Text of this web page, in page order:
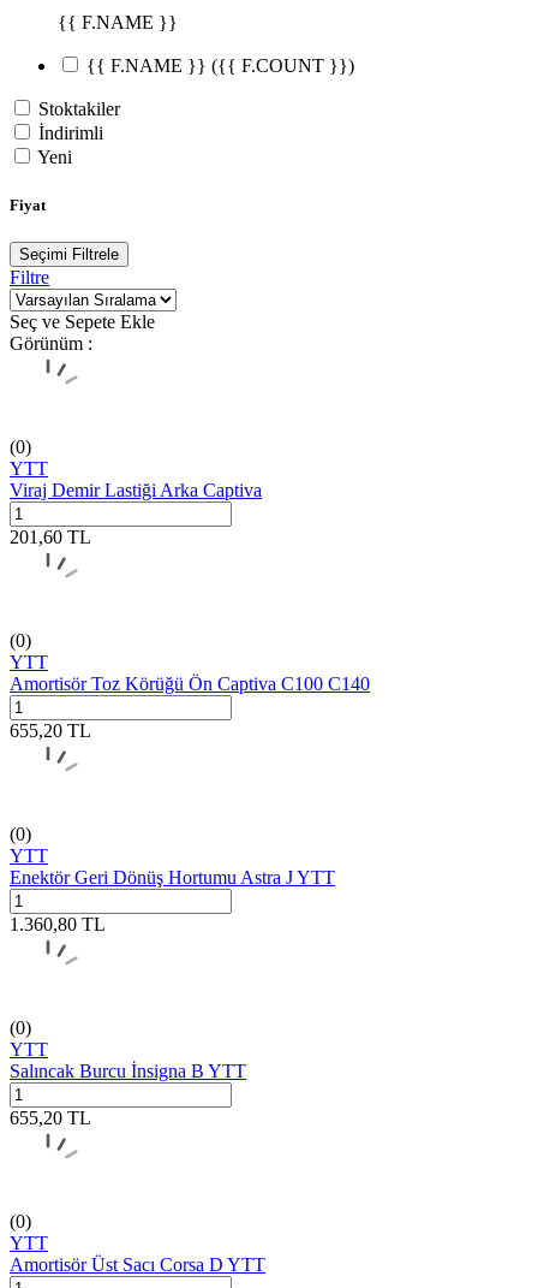
{{ F.NAME }}
{{ F.NAME }} ({{ F.COUNT }})
Stoktakiler
İndirimli
Yeni
Fiyat
Seçimi Filtrele
Filtre
Seç ve Sepete Ekle
Görünüm :
(0)
YTT
Viraj Demir Lastiği Arka Captiva
201,60 TL
(0)
YTT
Amortisör Toz Körüğü Ön Captiva C100 C140
655,20 TL
(0)
YTT
Enektör Geri Dönüş Hortumu Astra J YTT
1.360,80 TL
(0)
YTT
Salıncak Burcu İnsigna B YTT
655,20 TL
(0)
YTT
Amortisör Üst Sacı Corsa D YTT